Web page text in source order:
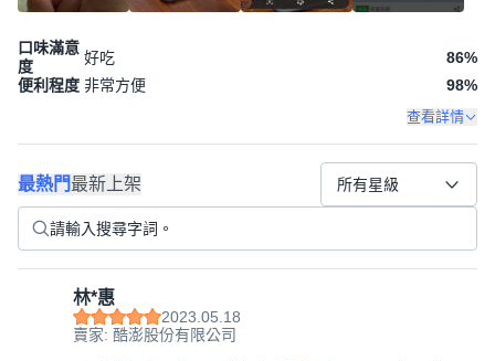
口味滿意
度
好吃 86%
便利程度 非常方便 98%
查看詳情
最熱門最新上架 所有星級
林*惠
2023.05.18
賣家: 酷澎股份有限公司